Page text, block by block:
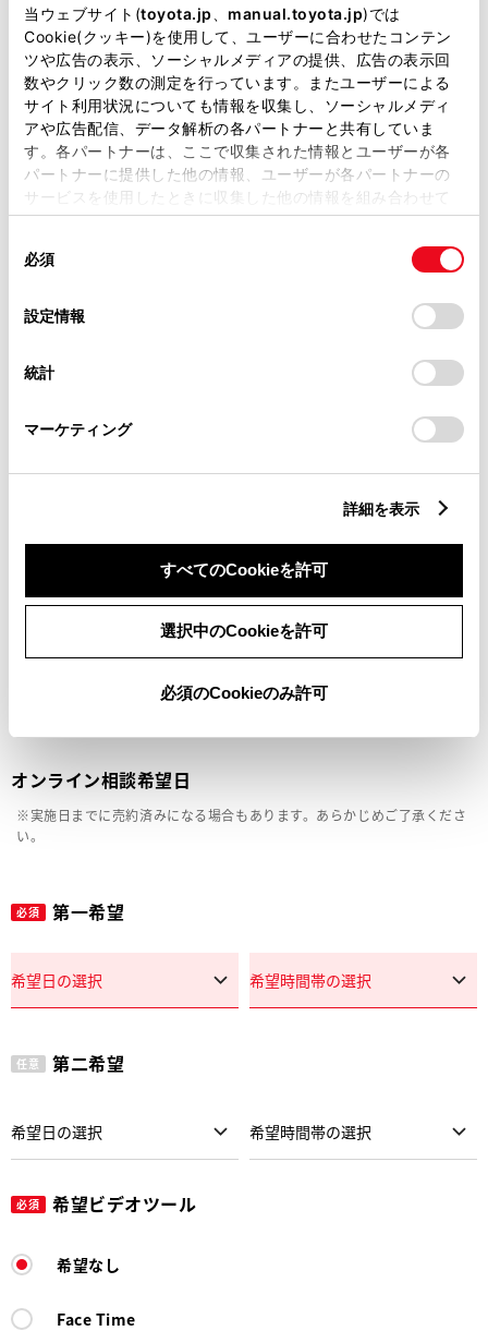
当ウェブサイト(toyota.jp manual.toyota.jp)では
Cookie(クッキー)を使用して、ユーザーに合わせたコンテン
ツや広告の表示、ソーシャルメディアの提供、広告の表示回
数やクリック数の測定を行っています。またユーザーによる
サイト利用状況についても情報を収集し、ソーシャルメディ
アや広告配信、データ解析の各パートナーと共有していま
す。各パートナーは、ここで収集された情報とユーザーが各
パートナーに提供した他の情報、ユーザーが各パートナーの
サービスを使用したときに収集した他の情報を組み合わせて
使用することがあります。当ウェブサイトの使用を続行する
デバイスにすべてのCookie(クッキー)が保存されることに同
意したことになります。Cookie(クッキー)のオプトアウト、
設定の変更、同意を撤回したりするにあたっては、当社の
「Cookie（クッキー）情報の取り扱いについて
」をご覧くだ
必須
設定情報
統計
マーケティング
詳細を表示
すべてのCookieを許可
選択中のCookieを許可
必須のCookieのみ許可
必須 ご希望の連絡方法
Eメール
メールアドレス
オンライン相談希望日
※実施日までに売約済みになる場合もあります。あらかじめご了承くださ
い。
必須 第一希望
任意 第二希望
必須 希望ビデオツール
希望なし
Face Time